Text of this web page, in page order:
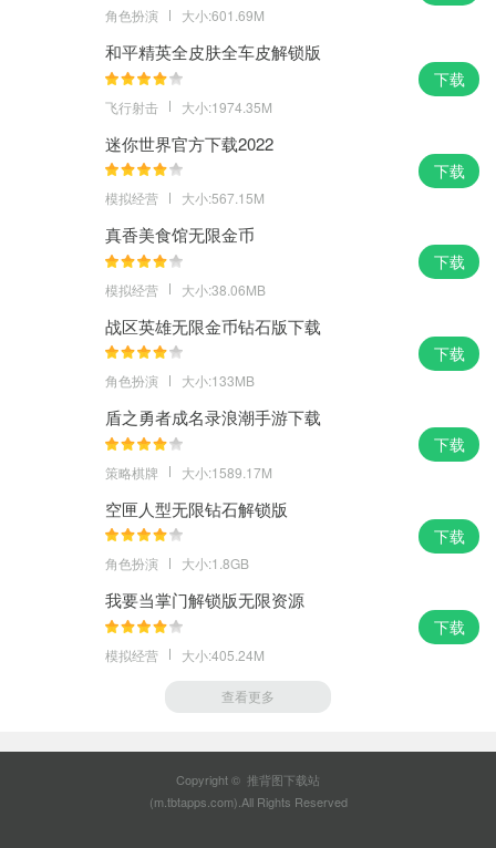
角色扮演 大小:601.69M
和平精英全皮肤全车皮解锁版
飞行射击 大小:1974.35M
下载
迷你世界官方下载2022
模拟经营 大小:567.15M
下载
真香美食馆无限金币
模拟经营 大小:38.06MB
下载
战区英雄无限金币钻石版下载
角色扮演 大小:133MB
下载
盾之勇者成名录浪潮手游下载
策略棋牌 大小:1589.17M
下载
空匣人型无限钻石解锁版
角色扮演 大小:1.8GB
下载
我要当掌门解锁版无限资源
模拟经营 大小:405.24M
下载
查看更多
Copyright © 推背图下载站
(m.tbtapps.com).All Rights Reserved